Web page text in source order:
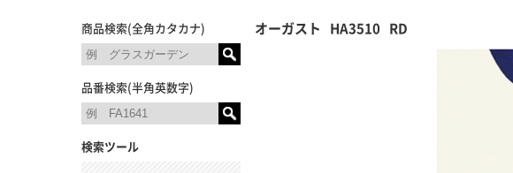
オーガスト HA3510 RD
商品検索(全角カタカナ)
品番検索(半角英数字)
検索ツール